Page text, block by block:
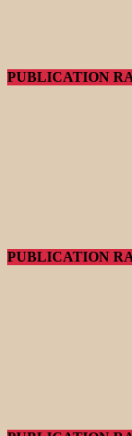
PUBLICATION
PUBLICATION